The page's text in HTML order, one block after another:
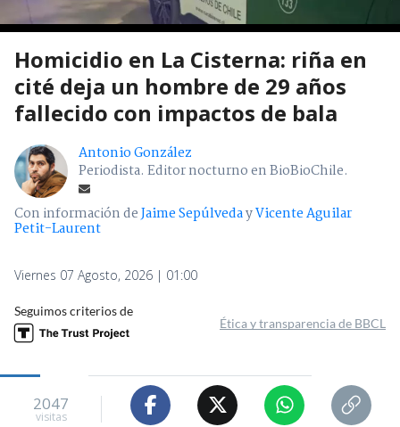
Homicidio en La Cisterna: riña en
cité deja un hombre de 29 años
fallecido con impactos de bala
Antonio González
Periodista. Editor nocturno en BioBioChile.
Con información deJaime SepúlvedayVicente Aguilar
Petit-Laurent
Viernes 07 Agosto, 2026 | 01:00
Seguimos criterios de
Ética y transparencia de BBCL
2047
visitas